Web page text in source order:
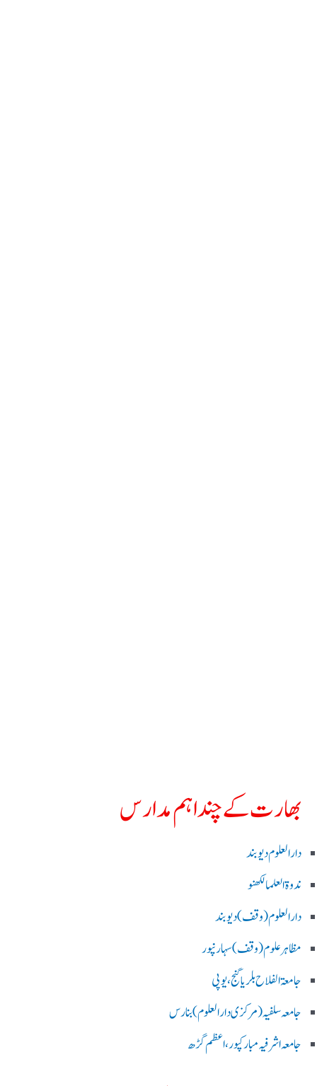
بھارت کے چند اہم مدارس
دارالعلوم دیوبند
ندوۃالعلما لکھنو
دارالعلوم (وقف)دیوبند
مظاہرعلوم (وقف)سہارنپور
جامعۃ الفلاح بلریاگنج،یوپی
جامعہ سلفیہ(مرکزی دارالعلوم )بنارس
جامعہ اشرفیہ مبارکپور،اعظم گڑھ